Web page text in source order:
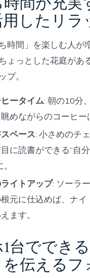
したリラ
時間」を楽しむ人が
ょっとした花庭があ
プ。
ータイム: 朝の10分
めながらのコーヒー
ペース: 小さめのチ
に読書ができる“自
イトアップ: ソーラ
元に仕込めば、ナ
ます。
台ででき
伝えるフ